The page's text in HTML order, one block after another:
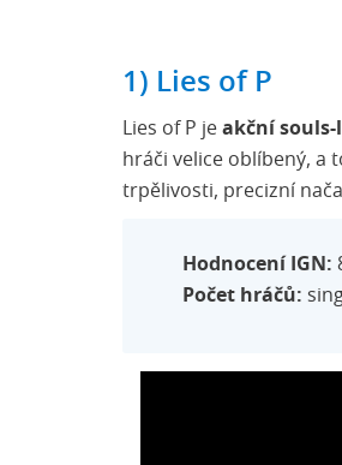
1) Lies of P
Lies of P je akční souls-
hráči velice oblíbený, a
trpělivosti, precizní
Hodnocení IGN:
Počet hráčů: